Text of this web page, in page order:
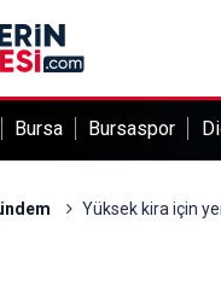
Bursa Bursaspor
Yüksek kira için